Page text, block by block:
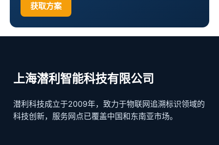
获取方案
上海潜利智能科技有限公司
潜利科技成立于2009年，致力于物联网追溯标识领域的
科技创新，服务网点已覆盖中国和东南亚市场。